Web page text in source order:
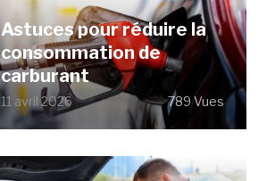
Astuces pour réduire la
consommation de
carburant
11 avril 2026 789 Vues